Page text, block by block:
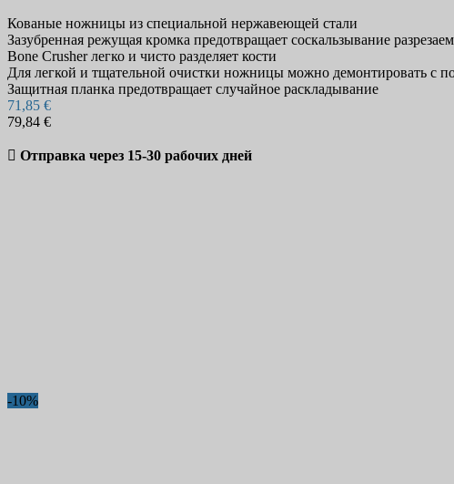
Кованые ножницы из специальной нержавеющей стали
Зазубренная режущая кромка предотвращает соскальзывание
Bone Crusher легко и чисто разделяет кости
Для легкой и тщательной очистки ножницы можно демонтировать с
Защитная планка предотвращает случайное раскладывание
71,85 €
79,84 €
 Отправка через 15-30 рабочих дней
-10%